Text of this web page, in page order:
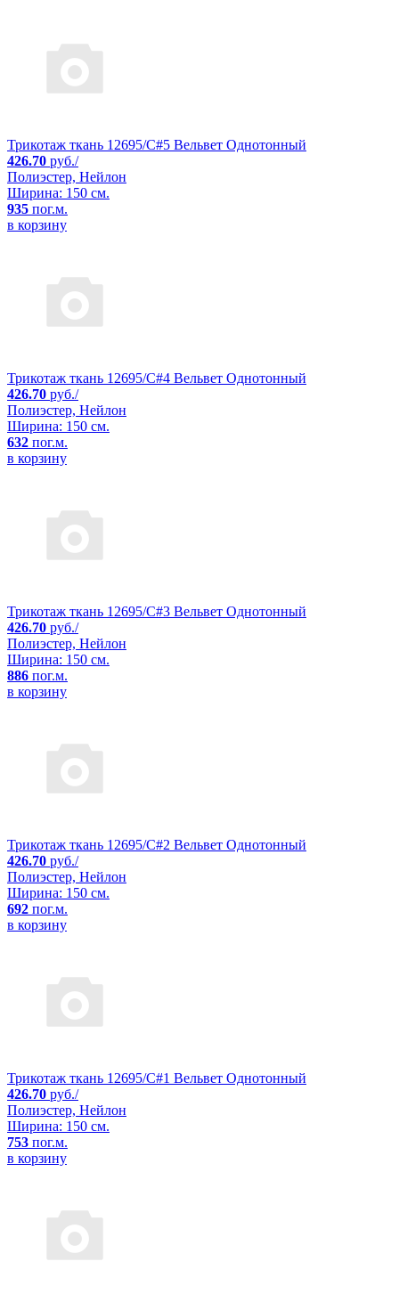
Трикотаж ткань 12695/C#5 Вельвет Однотонный
426.70 руб./
Полиэстер, Нейлон
Ширина: 150 см.
935 пог.м.
в корзину
Трикотаж ткань 12695/C#4 Вельвет Однотонный
426.70 руб./
Полиэстер, Нейлон
Ширина: 150 см.
632 пог.м.
в корзину
Трикотаж ткань 12695/C#3 Вельвет Однотонный
426.70 руб./
Полиэстер, Нейлон
Ширина: 150 см.
886 пог.м.
в корзину
Трикотаж ткань 12695/C#2 Вельвет Однотонный
426.70 руб./
Полиэстер, Нейлон
Ширина: 150 см.
692 пог.м.
в корзину
Трикотаж ткань 12695/C#1 Вельвет Однотонный
426.70 руб./
Полиэстер, Нейлон
Ширина: 150 см.
753 пог.м.
в корзину